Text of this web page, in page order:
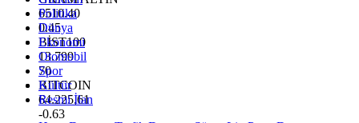
6510.40
0.45
BİST100
13.799
70
BITCOIN
64.225,61
-0.63
Politika
Dünya
Ekonomi
Otomobil
Spor
Kültür
Resmi İlan